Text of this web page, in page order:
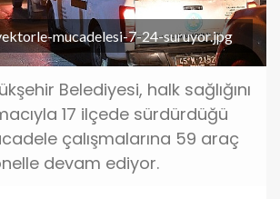
mucadelesi-7-24-suruyor.jpg
Belediyesi, halk sağlığını
17 ilçede sürdürdüğü
çalışmalarına 59 araç
devam ediyor.